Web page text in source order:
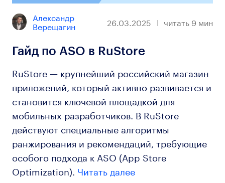
Александр
Верещагин 26.03.2025 читать 9 мин
Гайд по ASO в RuStore
RuStore — крупнейший российский магазин
приложений, который активно развивается и
становится ключевой площадкой для
мобильных разработчиков. В RuStore
действуют специальные алгоритмы
ранжирования и рекомендаций, требующие
особого подхода к ASO (App Store
Optimization). Читать далее